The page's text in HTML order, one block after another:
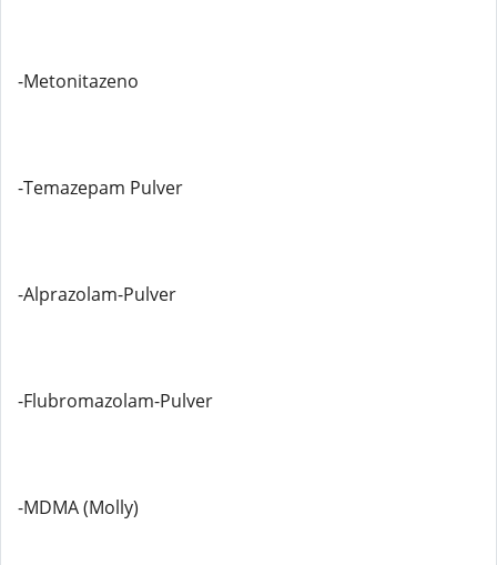
-Metonitazeno
-Temazepam Pulver
-Alprazolam-Pulver
-Flubromazolam-Pulver
-MDMA (Molly)